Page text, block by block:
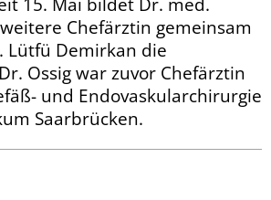
Chefärztin gemeinsam
Lütfü Demirkan die
Ossig war zuvor Chefärztin
und Endo­vas­kularchirurgie
Saarbrücken.